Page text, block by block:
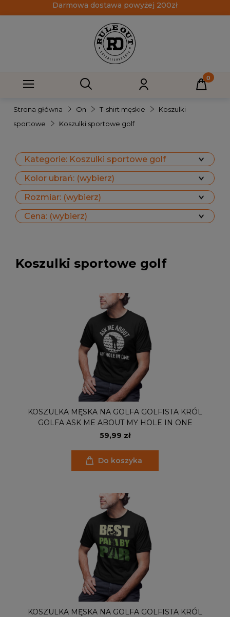
Darmowa dostawa powyżej 200zł
Strona główna On T-shirt męskie
Koszulki
sportowe
Koszulki sportowe golf
Kategorie: Koszulki sportowe golf
Kolor ubrań: (wybierz)
Rozmiar: (wybierz)
Cena: (wybierz)
Koszulki sportowe golf
KOSZULKA MĘSKA NA GOLFA GOLFISTA KRÓL
GOLFA ASK ME ABOUT MY HOLE IN ONE
59,99 zł
Do koszyka
KOSZULKA MĘSKA NA GOLFA GOLFISTA KRÓL